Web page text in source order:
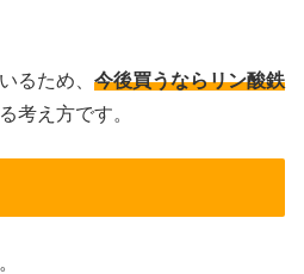
るため、 今後買うならリン酸鉄
考え方です。